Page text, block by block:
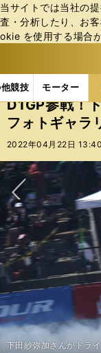
当サイトでは当社の
査・分析したり、お
okie を使⽤する場合
競技 モーター
b
ス
ポ
ル
ー
バ
フォトギャラ
D1GP参戦！
フォトギャラ
2022年04月22日
次へ
D1GPに参戦する下田
D1GPに参戦する下田
D1GPに参戦する下田
D1GPに参戦する下田
D1GPに参戦する下田
D1GPに参戦する下田
D1GPに参戦する下田
D1GPに参戦する下田
D1GPに参戦する下田
D1GPに参戦する下田
ドリフトレーサーの下
ドリフトレーサーの下
ドリフトレーサーの下
ドリフトレーサーの下
下田紗弥加さんがドラ
下田紗弥加さんがドラ
下田紗弥加さんがドラ
下田紗弥加さんがドラ